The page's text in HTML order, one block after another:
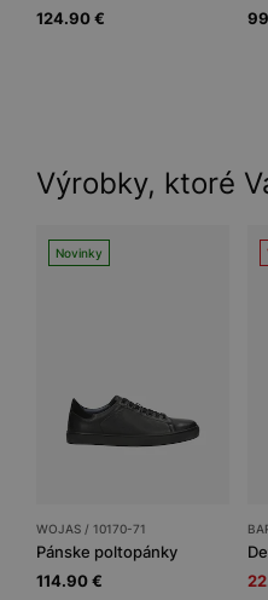
124.90 €
Výrobky, ktoré
Novinky
WOJAS / 10170-71
Pánske poltopánky
114.90 €